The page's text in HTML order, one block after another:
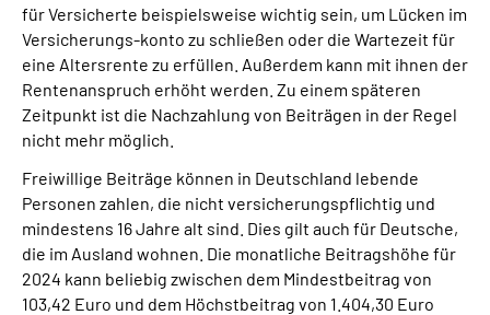
für Versicherte beispielsweise wichtig sein, um Lücken im
Versicherungs-konto zu schließen oder die Wartezeit für
eine Altersrente zu erfüllen. Außerdem kann mit ihnen der
Rentenanspruch erhöht werden. Zu einem späteren
Zeitpunkt ist die Nachzahlung von Beiträgen in der Regel
nicht mehr möglich.
Freiwillige Beiträge können in Deutschland lebende
Personen zahlen, die nicht versicherungspflichtig und
mindestens 16 Jahre alt sind. Dies gilt auch für Deutsche,
die im Ausland wohnen. Die monatliche Beitragshöhe für
2024 kann beliebig zwischen dem Mindestbeitrag von
103,42 Euro und dem Höchstbeitrag von 1.404,30 Euro